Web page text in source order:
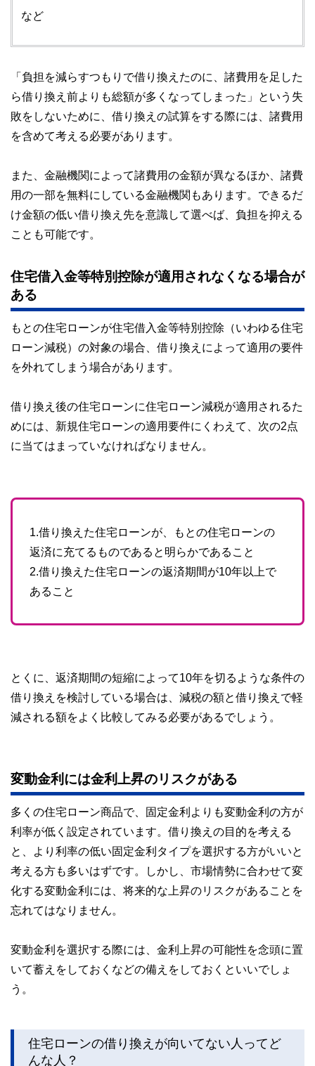
など
「負担を減らすつもりで借り換えたのに、諸費用を足した
ら借り換え前よりも総額が多くなってしまった」という失
敗をしないために、借り換えの試算をする際には、諸費用
を含めて考える必要があります。
また、金融機関によって諸費用の金額が異なるほか、諸費
用の一部を無料にしている金融機関もあります。できるだ
け金額の低い借り換え先を意識して選べば、負担を抑える
ことも可能です。
住宅借入金等特別控除が適用されなくなる場合が
ある
もとの住宅ローンが住宅借入金等特別控除（いわゆる住宅
ローン減税）の対象の場合、借り換えによって適用の要件
を外れてしまう場合があります。
借り換え後の住宅ローンに住宅ローン減税が適用されるた
めには、新規住宅ローンの適用要件にくわえて、次の2点
に当てはまっていなければなりません。
1.借り換えた住宅ローンが、もとの住宅ローンの
返済に充てるものであると明らかであること
2.借り換えた住宅ローンの返済期間が10年以上で
あること
とくに、返済期間の短縮によって10年を切るような条件の
借り換えを検討している場合は、減税の額と借り換えで軽
減される額をよく比較してみる必要があるでしょう。
変動金利には金利上昇のリスクがある
多くの住宅ローン商品で、固定金利よりも変動金利の方が
利率が低く設定されています。借り換えの目的を考える
と、より利率の低い固定金利タイプを選択する方がいいと
考える方も多いはずです。しかし、市場情勢に合わせて変
化する変動金利には、将来的な上昇のリスクがあることを
忘れてはなりません。
変動金利を選択する際には、金利上昇の可能性を念頭に置
いて蓄えをしておくなどの備えをしておくといいでしょ
う。
住宅ローンの借り換えが向いてない人ってど
んな人？